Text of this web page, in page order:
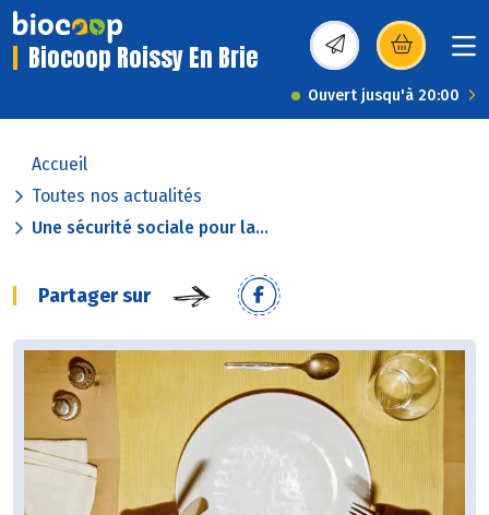
Biocoop Roissy En Brie (s’ouvre dans une
Ouvert jusqu'à 20:00
Accueil
Toutes nos actualités
Une sécurité sociale pour la...
Partager sur